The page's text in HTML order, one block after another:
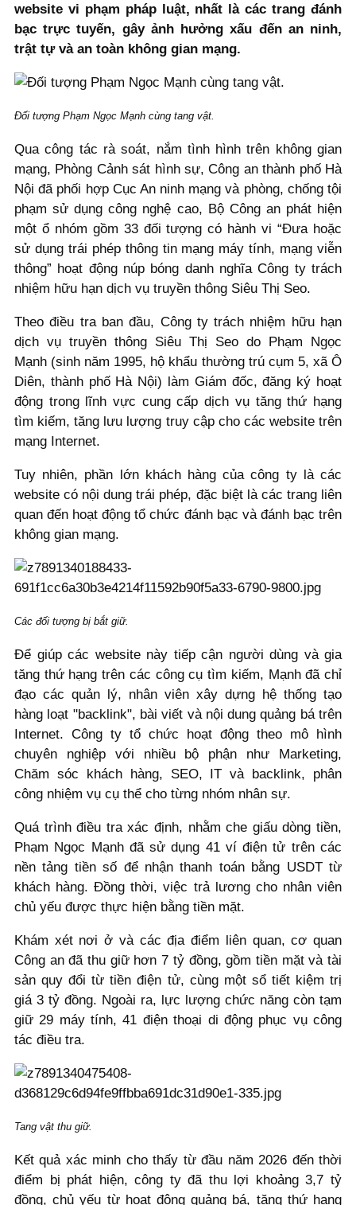
website vi phạm pháp luật, nhất là các trang đánh
bạc trực tuyến, gây ảnh hưởng xấu đến an ninh,
trật tự và an toàn không gian mạng.
Đối tượng Phạm Ngọc Mạnh cùng tang vật.
Qua công tác rà soát, nắm tình hình trên không gian
mạng, Phòng Cảnh sát hình sự, Công an thành phố Hà
Nội đã phối hợp Cục An ninh mạng và phòng, chống tội
phạm sử dụng công nghệ cao, Bộ Công an phát hiện
một ổ nhóm gồm 33 đối tượng có hành vi “Đưa hoặc
sử dụng trái phép thông tin mạng máy tính, mạng viễn
thông” hoạt động núp bóng danh nghĩa Công ty trách
nhiệm hữu hạn dịch vụ truyền thông Siêu Thị Seo.
Theo điều tra ban đầu, Công ty trách nhiệm hữu hạn
dịch vụ truyền thông Siêu Thị Seo do Phạm Ngọc
Mạnh (sinh năm 1995, hộ khẩu thường trú cụm 5, xã Ô
Diên, thành phố Hà Nội) làm Giám đốc, đăng ký hoạt
động trong lĩnh vực cung cấp dịch vụ tăng thứ hạng
tìm kiếm, tăng lưu lượng truy cập cho các website trên
mạng Internet.
Tuy nhiên, phần lớn khách hàng của công ty là các
website có nội dung trái phép, đặc biệt là các trang liên
quan đến hoạt động tổ chức đánh bạc và đánh bạc trên
không gian mạng.
Các đối tượng bị bắt giữ.
Để giúp các website này tiếp cận người dùng và gia
tăng thứ hạng trên các công cụ tìm kiếm, Mạnh đã chỉ
đạo các quản lý, nhân viên xây dựng hệ thống tạo
hàng loạt "backlink", bài viết và nội dung quảng bá trên
Internet. Công ty tổ chức hoạt động theo mô hình
chuyên nghiệp với nhiều bộ phận như Marketing,
Chăm sóc khách hàng, SEO, IT và backlink, phân
công nhiệm vụ cụ thể cho từng nhóm nhân sự.
Quá trình điều tra xác định, nhằm che giấu dòng tiền,
Phạm Ngọc Mạnh đã sử dụng 41 ví điện tử trên các
nền tảng tiền số để nhận thanh toán bằng USDT từ
khách hàng. Đồng thời, việc trả lương cho nhân viên
chủ yếu được thực hiện bằng tiền mặt.
Khám xét nơi ở và các địa điểm liên quan, cơ quan
Công an đã thu giữ hơn 7 tỷ đồng, gồm tiền mặt và tài
sản quy đổi từ tiền điện tử, cùng một sổ tiết kiệm trị
giá 3 tỷ đồng. Ngoài ra, lực lượng chức năng còn tạm
giữ 29 máy tính, 41 điện thoại di động phục vụ công
tác điều tra.
Tang vật thu giữ.
Kết quả xác minh cho thấy từ đầu năm 2026 đến thời
điểm bị phát hiện, công ty đã thu lợi khoảng 3,7 tỷ
đồng, chủ yếu từ hoạt động quảng bá, tăng thứ hạng